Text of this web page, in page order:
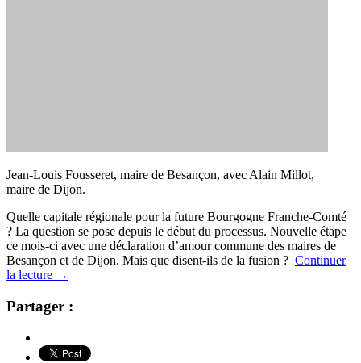
Jean-Louis Fousseret, maire de Besançon, avec Alain Millot,
maire de Dijon.
Quelle capitale régionale pour la future Bourgogne Franche-Comté
? La question se pose depuis le début du processus. Nouvelle étape
ce mois-ci avec une déclaration d’amour commune des maires de
Besançon et de Dijon. Mais que disent-ils de la fusion ? Continuer
la lecture →
Partager :